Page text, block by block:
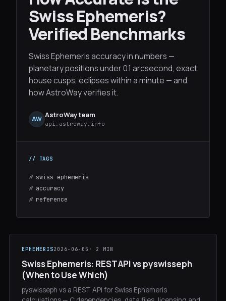
Swiss Ephemeris?
Verified Benchmarks
Swiss Ephemeris accuracy in numbers —
planetary positions under 0.1 arcsecond, exact
house cusps, eclipses within a minute — and
how AstroWay verifies it.
AW AstroWay team
api.astroway.info
#swiss ephemeris
#accuracy
#reference
EPHEMERIS2026-06-05 · 2 MIN
Swiss Ephemeris: REST API vs pyswisseph
(When to Use Which)
pyswisseph vs a REST API for Swiss Ephemeris